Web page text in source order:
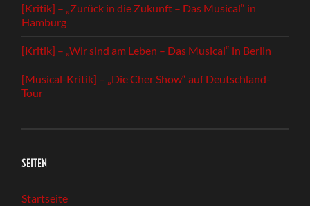
[Kritik] – „Zurück in die Zukunft – Das Musical“ in
Hamburg
[Kritik] – „Wir sind am Leben – Das Musical“ in Berlin
[Musical-Kritik] – „Die Cher Show“ auf Deutschland-
Tour
SEITEN
Startseite